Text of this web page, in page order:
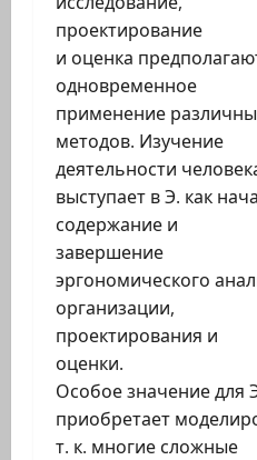
проектирование
и оценка
одновременное
применение
методов. Изучение
деятельности
выступает в Э. как
содержание и
завершение
эргономического
организации,
проектирования и
оценки.
Особое значение для
приобретает
т. к. многие сложные